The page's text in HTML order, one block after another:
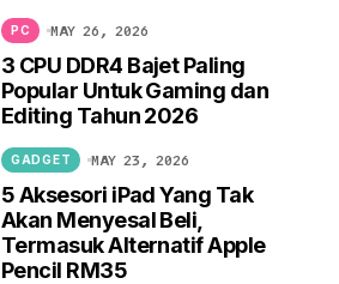
3 CPU DDR4 Bajet Paling
Popular Untuk Gaming dan
Editing Tahun 2026
PC MAY 26, 2026
5 Aksesori iPad Yang Tak
Akan Menyesal Beli,
Termasuk Alternatif Apple
Pencil RM35
GADGET MAY 23, 2026